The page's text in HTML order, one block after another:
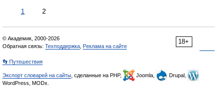
1 2
18+
© Академик, 2000-2026
Обратная связь: Техподдержка Реклама на сайте
👣 Путешествия
Экспорт словарей на сайты , сделанные на PHP, Joomla,
Drupal,
WordPress, MODx.